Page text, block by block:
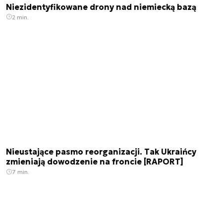
Niezidentyfikowane drony nad niemiecką bazą
2 min.
Nieustające pasmo reorganizacji. Tak Ukraińcy
zmieniają dowodzenie na froncie [RAPORT]
7 min.